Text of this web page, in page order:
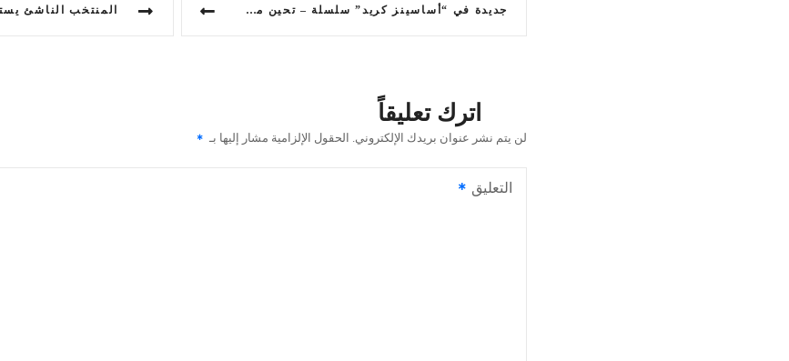
ا
جديدة في “أساسينز كريد” سلسلة – تحين من الجديد لعبة مثيرة تصدر في 15 نوفمبر
اترك تعليقاً
لن يتم نشر عنوان بريدك الإلكتروني. الحقول الإلزامية مشار إليها بـ
التعليق